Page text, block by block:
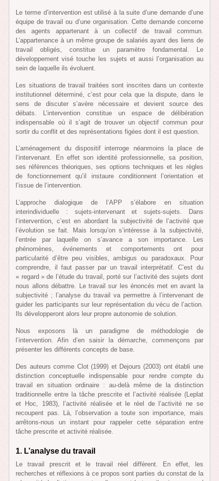
Le terme d’intervention est utilisé à la suite d’une demande d’une
équipe de travail ou d’une organisation. Cette demande concerne
des agents appartenant à un collectif de travail commun.
L’appartenance à un même groupe de salariés ayant des liens de
travail obligés, constitue un paramètre fondamental. Le
développement visé touche les sujets et aussi l’organisation au
sein de laquelle ils évoluent.
Les situations de travail traitées sont inscrites dans un contexte
institutionnel déterminé, c’est pour cela que la dispute, dans le
sens de discuter s’avère nécessaire et devient source des
débats. L’intervention constitue un espace de délibération
indispensable où il s’agit de trouver un objectif commun pour
sortir du conflit et des représentations figées dont il est question.
L’aménagement du dispositif interroge néanmoins la place de
l’intervenant. En effet son identité professionnelle, sa position,
ses références théoriques, ses options techniques et les règles
de fonctionnement qu’il instaure conditionnent l’orientation et
l’issue de l’intervention.
L’approche dialogique de l’APP s’élabore en situation
interindividuelle : sujets-intervenant et sujets-sujets. Dans
l’intervention, c’est en abordant la subjectivité de l’activité que
l’évolution se fait. Mais lorsqu’on s’intéresse à la subjectivité,
l’entrée par laquelle on s’avance a son importance. Les
phénomènes, événements et comportements ont pour
particularité d’être peu visibles, ambigus ou paradoxaux. Pour
comprendre, il faut passer par un travail interprétatif. C’est du
« regard » de l’étude du travail, porté sur l’activité des sujets dont
nous allons débattre. Le travail sur les énoncés met en avant la
subjectivité ; l’analyse du travail va permettre à l’intervenant de
guider les participants sur leur représentation du vécu de l’action.
Ils développeront alors leur propre autonomie de solution.
Nous exposons là un paradigme de méthodologie de
l’intervention. Afin d’en saisir la démarche, commençons par
présenter les différents concepts de base.
Des auteurs comme Clot (1999) et Dejours (2003) ont établi une
distinction conceptuelle indispensable pour rendre compte du
travail en situation ordinaire : au-delà même de la distinction
traditionnelle entre la tâche prescrite et l’activité réalisée (Leplat
et Hoc, 1983), l’activité réalisée et le réel de l’activité ne se
recoupent pas. Là, l’observation a toute son importance, mais
arrêtons-nous un instant pour rappeler cette séparation entre
tâche prescrite et activité réalisée.
1. L’analyse du travail
Le travail prescrit et le travail réel diffèrent. En effet, les
recherches et réflexions à ce propos sont parties du constat de la